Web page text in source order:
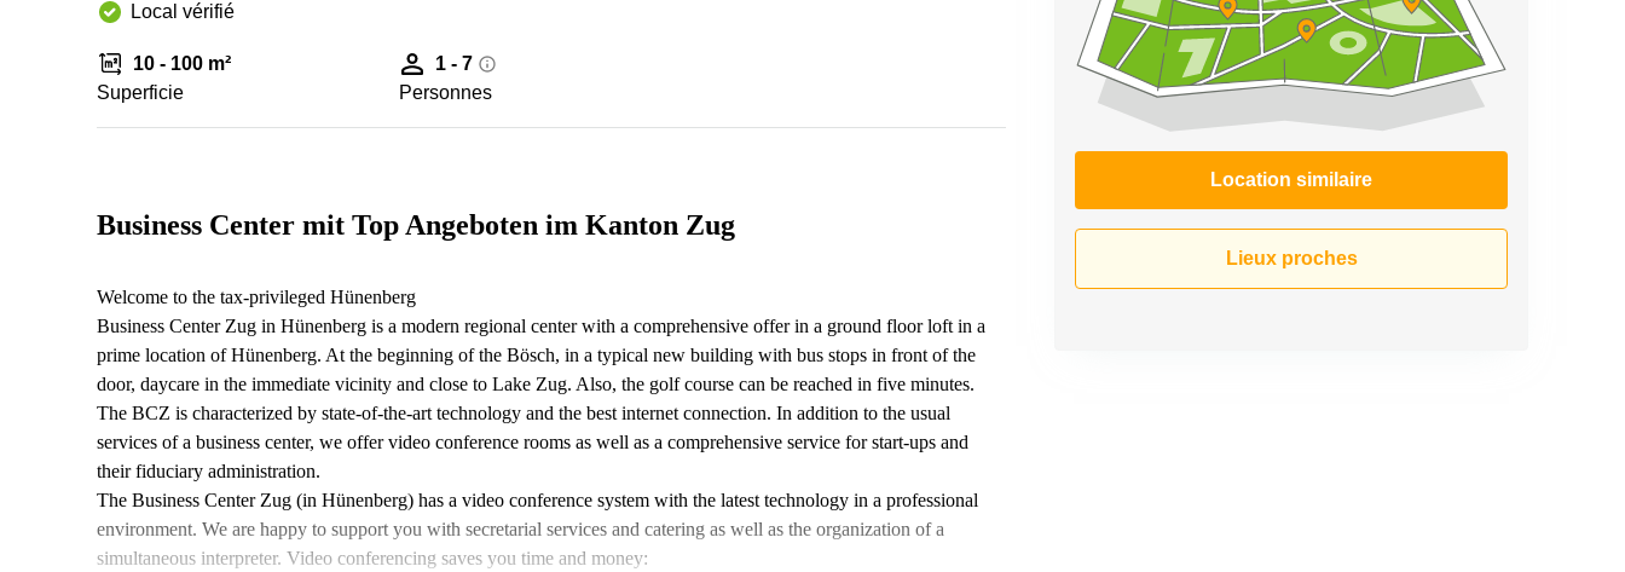
Local vérifié
10 - 100 m²
Superficie
1 - 7
Personnes
Location similaire
Lieux proches
Business Center mit Top Angeboten im Kanton Zug
Welcome to the tax-privileged Hünenberg
Business Center Zug in Hünenberg is a modern regional center with a comprehensive offer in a ground floor loft in a
prime location of Hünenberg. At the beginning of the Bösch, in a typical new building with bus stops in front of the
door, daycare in the immediate vicinity and close to Lake Zug. Also, the golf course can be reached in five minutes.
The BCZ is characterized by state-of-the-art technology and the best internet connection. In addition to the usual
services of a business center, we offer video conference rooms as well as a comprehensive service for start-ups and
their fiduciary administration.
The Business Center Zug (in Hünenberg) has a video conference system with the latest technology in a professional
environment. We are happy to support you with secretarial services and catering as well as the organization of a
simultaneous interpreter. Video conferencing saves you time and money: